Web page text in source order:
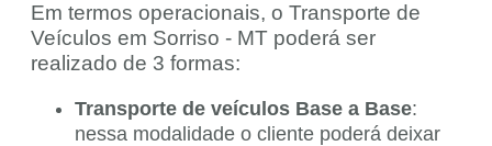
Em termos operacionais, o Transporte de
Veículos em Sorriso - MT poderá ser
realizado de 3 formas:
Transporte de veículos Base a Base:
nessa modalidade o cliente poderá deixar